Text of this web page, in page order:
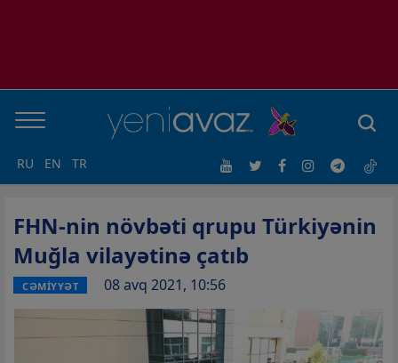
RU EN TR
FHN-nin növbəti qrupu Türkiyənin
Muğla vilayətinə çatıb
CƏMİYYƏT 08 avq 2021, 10:56